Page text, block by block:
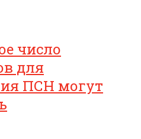
число
для
ПСН могут